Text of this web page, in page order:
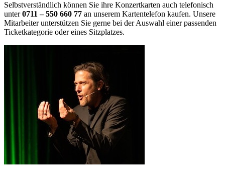
Selbstverständlich können Sie ihre Konzertkarten auch telefonisch
unter0711 – 550 660 77 an unserem Kartentelefon kaufen. Unsere
Mitarbeiter unterstützen Sie gerne bei der Auswahl einer passenden
Ticketkategorie oder eines Sitzplatzes.